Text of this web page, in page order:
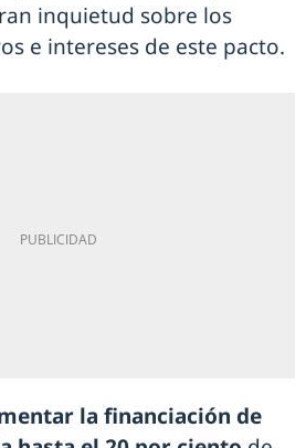
inquietud sobre los
e intereses de este pacto.
la financiación de